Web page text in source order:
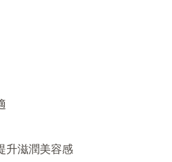
升滋潤美容感